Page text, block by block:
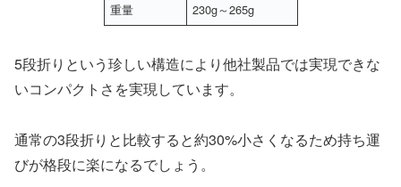
重量
230g～265g
5段折りという珍しい構造により他社製品では実現できな
いコンパクトさを実現しています。
通常の3段折りと比較すると約30%小さくなるため持ち運
びが格段に楽になるでしょう。